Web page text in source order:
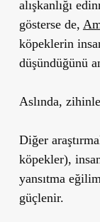
alışkanlığı
gösterse de,
köpeklerin
düşündüğünü
Aslında,
Diğer
köpekler),
yansıtma
güçlenir.